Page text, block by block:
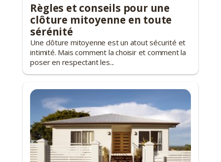
Règles et conseils pour une
clôture mitoyenne en toute
sérénité
Une clôture mitoyenne est un atout sécurité et
intimité. Mais comment la choisir et comment la
poser en respectant les...